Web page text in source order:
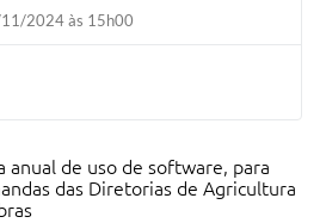
2024 às 15h00
anual de uso de software, para
das Diretorias de Agricultura